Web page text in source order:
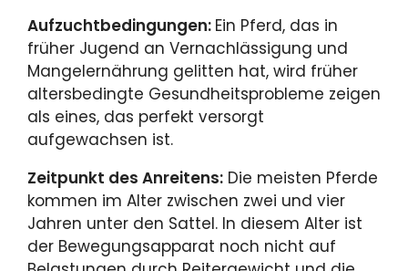
Aufzuchtbedingungen: Ein Pferd, das in
früher Jugend an Vernachlässigung und
Mangelernährung gelitten hat, wird früher
altersbedingte Gesundheitsprobleme zeigen
als eines, das perfekt versorgt
aufgewachsen ist.
Zeitpunkt des Anreitens: Die meisten Pferde
kommen im Alter zwischen zwei und vier
Jahren unter den Sattel. In diesem Alter ist
der Bewegungsapparat noch nicht auf